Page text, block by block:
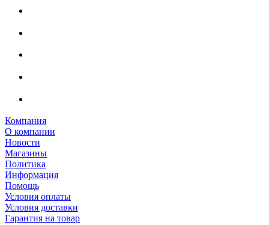
Компания
О компании
Новости
Магазины
Политика
Информация
Помощь
Условия оплаты
Условия доставки
Гарантия на товар